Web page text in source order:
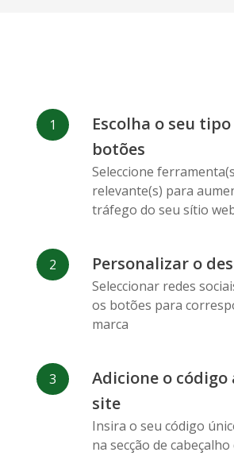
Facebook
Messenger
Odnoklassniki
Vk Blogger
Xing
Escolha o seu
botões
Seleccione
relevante(s) para
tráfego do seu sítio
Personalizar o
Seleccionar redes
os botões para
marca
Adicione o código
site
Insira o seu código
na secção de